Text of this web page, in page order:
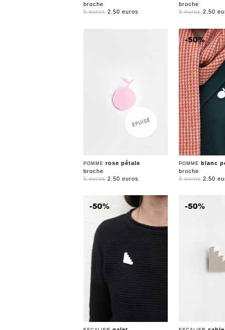
broche
5 euros 2.50 euros
broche
5 euros 2.50
POMME rose pétale
broche
5 euros 2.50 euros
POMME blanc
broche
5 euros 2.50